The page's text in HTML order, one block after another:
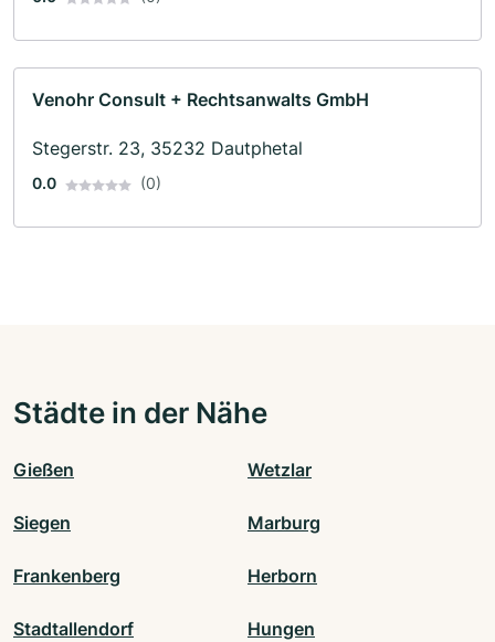
Venohr Consult + Rechtsanwalts GmbH
Stegerstr. 23, 35232 Dautphetal
0.0 (0)
Städte in der Nähe
Gießen Wetzlar
Siegen Marburg
Frankenberg Herborn
Stadtallendorf Hungen